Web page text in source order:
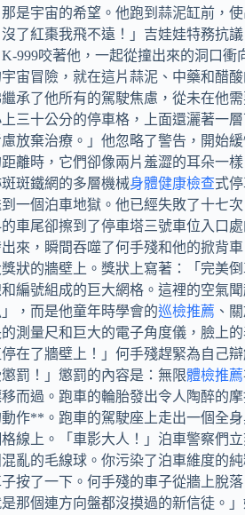
是宇宙的希望。他跑到蒜泥缸前，
了紅棗我飛不遠！」吉娃娃特務抗
999咬著他，一起從撞出來的洞口
宙冒險，就在這片蒜泥、中藥和醋
承了他所有的駕駛焦慮，從未在
三十公分的停車格，上面還灑著一
放棄治療。」他忽略了警告，開始
離時，它們卻像兩片羞澀的耳朵一
斑鐵網的多層機械身體健康檢查式
一個泊車地獄。他已經失敗了十七
車尾卻擦到了停車塔三號車位入口
來，瞬間吞噬了何手殘和他的掀
狀的牆壁上。獎狀上寫著：「完
編號組成的巨大網格。這裡的空氣
，而是他童年時學會的巡檢推薦 、
測量尺和巨大的電子角度儀，臉
在了牆壁上！」何手殘趕緊為自己
罰！」懲罰的內容是：無限體檢推薦
而過。跑車的輪胎發出令人陶醉的
作**。跑車的駕駛座上走出一個全
線上。「車影大人！」泊車警察們
亂的毛線球。你污染了泊車維度
按了一下。何手殘的車子從牆上
那個連方向盤都沒摸過的新信徒